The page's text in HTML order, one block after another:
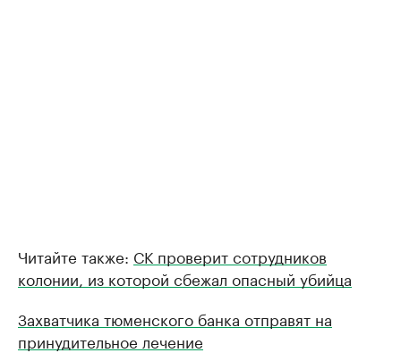
Читайте также: СК проверит сотрудников
колонии, из которой сбежал опасный убийца
Захватчика тюменского банка отправят на
принудительное лечение